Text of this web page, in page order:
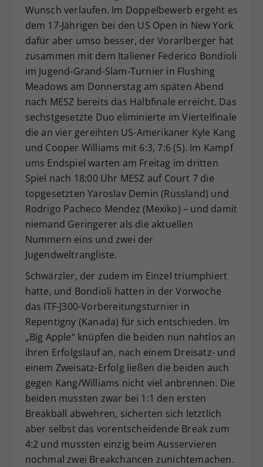
Wunsch verlaufen. Im Doppelbewerb ergeht es
dem 17-Jährigen bei den US Open in New York
dafür aber umso besser, der Vorarlberger hat
zusammen mit dem Italiener Federico Bondioli
im Jugend-Grand-Slam-Turnier in Flushing
Meadows am Donnerstag am späten Abend
nach MESZ bereits das Halbfinale erreicht. Das
sechstgesetzte Duo eliminierte im Viertelfinale
die an vier gereihten US-Amerikaner Kyle Kang
und Cooper Williams mit 6:3, 7:6 (5). Im Kampf
ums Endspiel warten am Freitag im dritten
Spiel nach 18:00 Uhr MESZ auf Court 7 die
topgesetzten Yaroslav Demin (Russland) und
Rodrigo Pacheco Mendez (Mexiko) – und damit
niemand Geringerer als die aktuellen
Nummern eins und zwei der
Jugendweltrangliste.
Schwärzler, der zudem im Einzel triumphiert
hatte, und Bondioli hatten in der Vorwoche
das ITF-J300-Vorbereitungsturnier in
Repentigny (Kanada) für sich entschieden. Im
„Big Apple“ knüpfen die beiden nun nahtlos an
ihren Erfolgslauf an, nach einem Dreisatz- und
einem Zweisatz-Erfolg ließen die beiden auch
gegen Kang/Williams nicht viel anbrennen. Die
beiden mussten zwar bei 1:1 den ersten
Breakball abwehren, sicherten sich letztlich
aber selbst das vorentscheidende Break zum
4:2 und mussten einzig beim Ausservieren
nochmal zwei Breakchancen zunichtemachen.
Zweck
Dieser Wert speichert Ihre Consent-
Einstellungen. Unter anderem eine
zufällig generierte ID, für die
historische Speicherung Ihrer
vorgenommen Einstellungen, falls der
Webseiten-Betreiber dies eingestellt
hat.